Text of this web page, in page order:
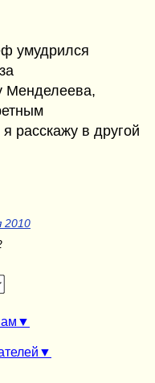
умудрился
Менделеева,
расскажу в другой
2010